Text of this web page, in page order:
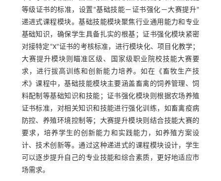
等级证书的标准，设置“基础技能－证书强化－大赛提升”
递进式课程模块。基础技能模块聚焦行业通用能力和专业
基础知识，确保学生具备扎实的根基；证书强化模块紧密
对接特定“X”证书的考核标准，进行模块化、项目化教学；
大赛提升模块则瞄准区级、国家级职业院校技能大赛要
求，进行拔高训练和创新能力培养。如在《畜牧生产技
术》课程中，基础技能模块主要涵盖畜禽的饲养管理、饲
料配制等基础知识和技能；证书强化模块则根据农场养殖
证书标准，对相关知识和技能进行强化训练，如畜禽疫病
防控、养殖环境控制等；大赛提升模块则结合技能大赛的
要求，培养学生的创新能力和实践能力，如养殖方案设
计、技术创新等。通过这种递进式的课程模块设计，学生
可以逐步提升自己的专业技能和综合素质，更好地适应市
场需求。